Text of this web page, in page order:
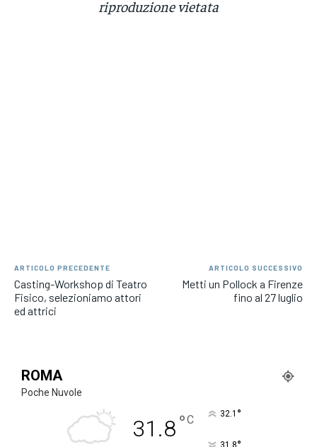
riproduzione vietata
ARTICOLO PRECEDENTE
Casting-Workshop di Teatro
Fisico, selezioniamo attori
ed attrici
ARTICOLO SUCCESSIVO
Metti un Pollock a Firenze
fino al 27 luglio
ROMA
Poche Nuvole
31.8°C 32.1 °
31.8